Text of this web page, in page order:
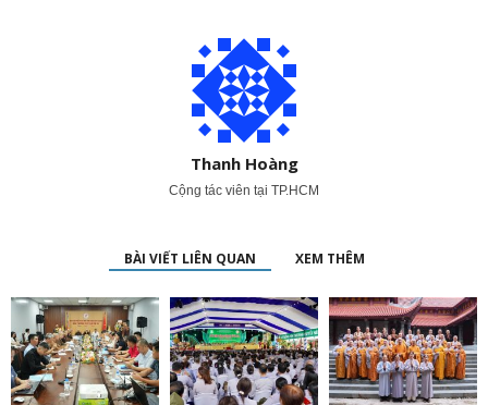
Thanh Hoàng
Cộng tác viên tại TP.HCM
BÀI VIẾT LIÊN QUAN XEM THÊM